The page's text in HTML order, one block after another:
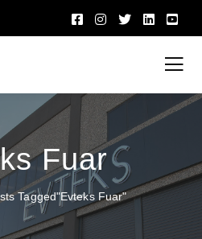
Fuar
Tagged"evteks Fuar"